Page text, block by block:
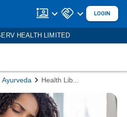
LOGIN
HEALTH LIMITED
Ayurveda Health Lib